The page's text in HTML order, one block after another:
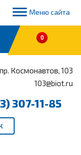
Меню сайта
0
пр. Космонавтов, 103
103@biot.ru
307-11-85